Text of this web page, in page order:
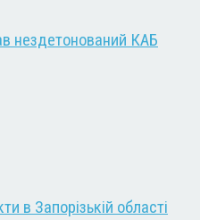
нездетонований КАБ
в Запорізькій області